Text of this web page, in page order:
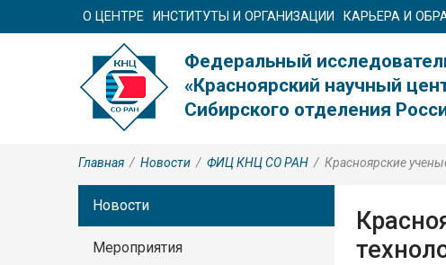
О ЦЕНТРЕ ИНСТИТУТЫ И ОРГАНИЗАЦИИ КАРЬЕРА И
Федеральный
«Красноярский научный
Сибирского отделения
Главная / Новости / ФИЦ КНЦ CO РАН / Красноярские
Новости
Мероприятия